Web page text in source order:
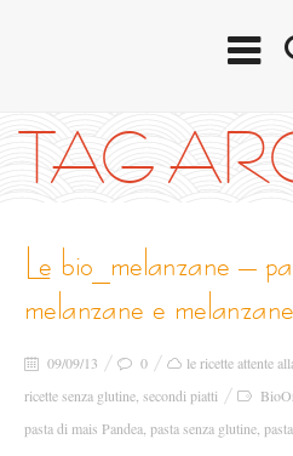
TAG
le bio_melanzane – pasta al sugo di
melanzane e
09/09/13 0 le ricette attente
ricette senza glutine secondi piatti
pasta di mais Pandea pasta senza glutine